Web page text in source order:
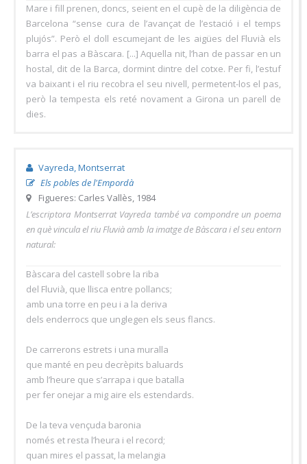
Mare i fill prenen, doncs, seient en el cupè de la diligència de
Barcelona “sense cura de l’avançat de l’estació i el temps
plujós”. Però el doll escumejant de les aigües del Fluvià els
barra el pas a Bàscara. [...] Aquella nit, l’han de passar en un
hostal, dit de la Barca, dormint dintre del cotxe. Per fi, l’estuf
va baixant i el riu recobra el seu nivell, permetent-los el pas,
però la tempesta els reté novament a Girona un parell de
dies.
Vayreda, Montserrat
Els pobles de l'Empordà
Figueres: Carles Vallès, 1984
L’escriptora Montserrat Vayreda també va compondre un poema
en què vincula el riu Fluvià amb la imatge de Bàscara i el seu entorn
natural:
Bàscara del castell sobre la riba
del Fluvià, que llisca entre pollancs;
amb una torre en peu i a la deriva
dels enderrocs que unglegen els seus flancs.
De carrerons estrets i una muralla
que manté en peu decrèpits baluards
amb l’heure que s’arrapa i que batalla
per fer onejar a mig aire els estendards.
De la teva vençuda baronia
només et resta l’heura i el record;
quan mires el passat, la melangia